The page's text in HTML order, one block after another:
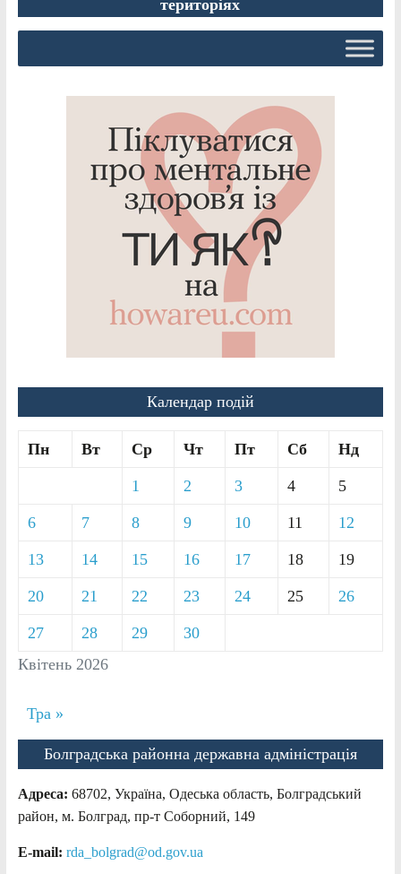
територіях
Календар подій
Квітень 2026
Пн Вт Ср Чт Пт Сб Нд
1 2 3 4 5
6 7 8 9 10 11 12
13 14 15 16 17 18 19
20 21 22 23 24 25 26
27 28 29 30
Тра »
Болградська районна державна адміністрація
Адреса: 68702, Україна, Одеська область, Болградський
район, м. Болград, пр-т Соборний, 149
E-mail: rda_bolgrad@od.gov.ua